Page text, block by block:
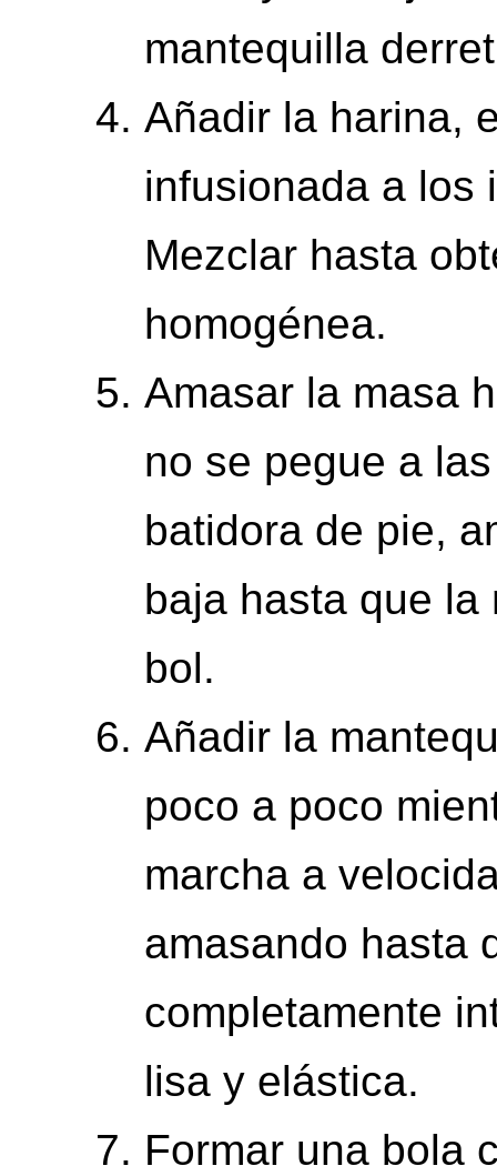
mantequilla
Añadir la harina,
infusionada a los
Mezclar hasta
homogénea.
Amasar la masa
no se pegue a
batidora de pie,
baja hasta que la
bol.
Añadir la
poco a poco
marcha a
amasando hasta
completamente
lisa y elástica.
Formar una bola